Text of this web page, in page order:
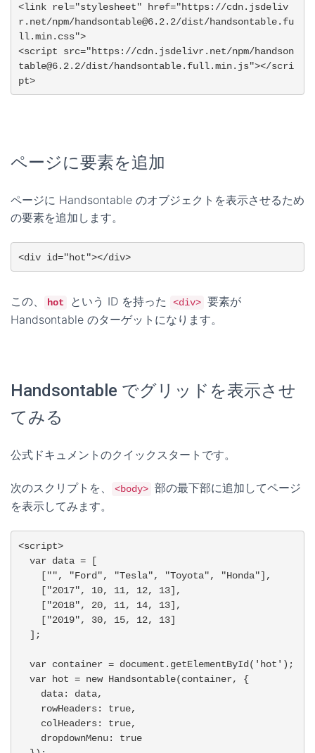
<link rel="stylesheet" href="https://cdn.jsdeliv
r.net/npm/handsontable@6.2.2/dist/handsontable.fu
ll.min.css">
<script src="https://cdn.jsdelivr.net/npm/handson
table@6.2.2/dist/handsontable.full.min.js"></scri
pt>
ページに要素を追加
ページに Handsontable のオブジェクトを表示させるため
の要素を追加します。
<div id="hot"></div>
この、 hot という ID を持った <div> 要素が
Handsontable のターゲットになります。
Handsontable でグリッドを表示させ
てみる
公式ドキュメントのクイックスタートです。
次のスクリプトを、 <body> 部の最下部に追加してページ
を表示してみます。
<script>